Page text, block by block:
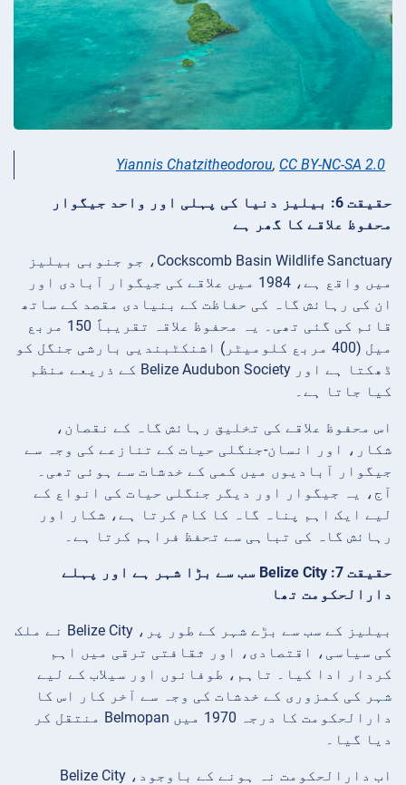
Yiannis Chatzitheodorou, CC BY-NC-SA 2.0
حقیقت 6: بیلیز دنیا کی پہلی اور واحد جیگوار
محفوظ علاقے کا گھر ہے
Cockscomb Basin Wildlife Sanctuary، جو جنوبی بیلیز
میں واقع ہے، 1984 میں علاقے کی جیگوار آبادی اور
ان کی رہائش گاہ کی حفاظت کے بنیادی مقصد کے ساتھ
قائم کی گئی تھی۔ یہ محفوظ علاقہ تقریباً 150 مربع
میل (400 مربع کلومیٹر) اشنکٹبندیی بارشی جنگل کو
ڈھکتا ہے اور Belize Audubon Society کے ذریعے منظم
کیا جاتا ہے۔
اس محفوظ علاقے کی تخلیق رہائش گاہ کے نقصان،
شکار، اور انسان-جنگلی حیات کے تنازعے کی وجہ سے
جیگوار آبادیوں میں کمی کے خدشات سے ہوئی تھی۔
آج، یہ جیگوار اور دیگر جنگلی حیات کی انواع کے
لیے ایک اہم پناہ گاہ کا کام کرتا ہے، شکار اور
رہائش گاہ کی تباہی سے تحفظ فراہم کرتا ہے۔
حقیقت 7: Belize City سب سے بڑا شہر ہے اور پہلے
دارالحکومت تھا
بیلیز کے سب سے بڑے شہر کے طور پر، Belize City نے ملک
کی سیاسی، اقتصادی، اور ثقافتی ترقی میں اہم
کردار ادا کیا۔ تاہم، طوفانوں اور سیلاب کے لیے
شہر کی کمزوری کے خدشات کی وجہ سے آخر کار اس کا
دارالحکومت کا درجہ 1970 میں Belmopan منتقل کر
دیا گیا۔
اب دارالحکومت نہ ہونے کے باوجود، Belize City